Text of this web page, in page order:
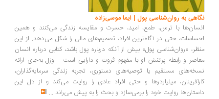
به روان‌شناسی پول | ایما موسی‌زاده
با ترس، طمع، امید، حسرت و مقایسه زندگی می‌کنند و همین
حتی در آگاه‌ترین افراد، تصمیم‌های مالی را شکل می‌دهد. از این
«روان‌شناسی پول» بیش از آنکه درباره پول باشد، کتابی درباره انسان
و رابطه پرتنش او با مفهوم ثروت و دارایی است... اوزل به‌جای ارائه
مستقیم یا توصیه‌های دستوری، تجربه زندگی سرمایه‌گذاران،
میلیاردرها و حتی افراد عادی را روایت می‌کند و از دل این
روایت خود را برمی‌سازد و بحث را به پیش می‌راند ...